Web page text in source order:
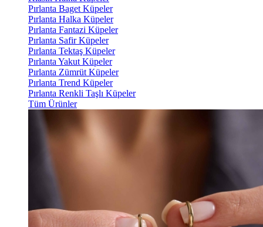
Pırlanta Baget Küpeler
Pırlanta Halka Küpeler
Pırlanta Fantazi Küpeler
Pırlanta Safir Küpeler
Pırlanta Tektaş Küpeler
Pırlanta Yakut Küpeler
Pırlanta Zümrüt Küpeler
Pırlanta Trend Küpeler
Pırlanta Renkli Taşlı Küpeler
Tüm Ürünler